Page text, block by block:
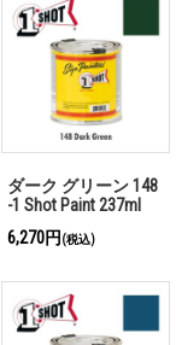
ダーク グリーン 148
-1 Shot Paint 237ml
6,270円 (税込)